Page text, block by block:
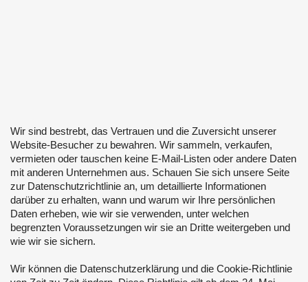
Wir sind bestrebt, das Vertrauen und die Zuversicht unserer
Website-Besucher zu bewahren. Wir sammeln, verkaufen,
vermieten oder tauschen keine E-Mail-Listen oder andere Daten
mit anderen Unternehmen aus. Schauen Sie sich unsere Seite
zur Datenschutzrichtlinie an, um detaillierte Informationen
darüber zu erhalten, wann und warum wir Ihre persönlichen
Daten erheben, wie wir sie verwenden, unter welchen
begrenzten Voraussetzungen wir sie an Dritte weitergeben und
wie wir sie sichern.
Wir können die Datenschutzerklärung und die Cookie-Richtlinie